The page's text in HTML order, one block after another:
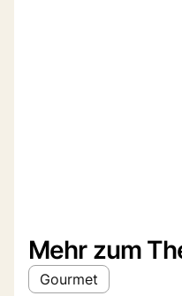
Mehr zum
Gourmet